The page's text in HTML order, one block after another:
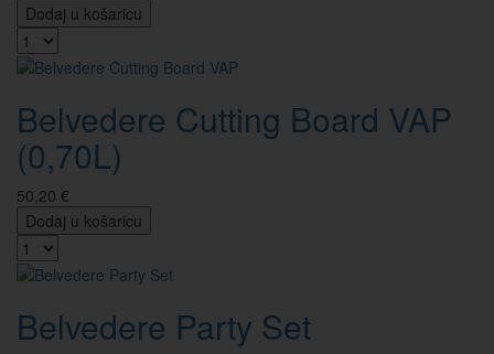
Dodaj u košaricu
Belvedere Cutting Board VAP
(0,70L)
50,20 €
Dodaj u košaricu
Belvedere Party Set